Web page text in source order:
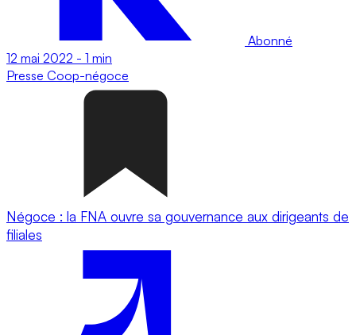
Abonné
12 mai 2022 - 1 min
Presse Coop-négoce
Négoce : la FNA ouvre sa gouvernance aux dirigeants de
filiales